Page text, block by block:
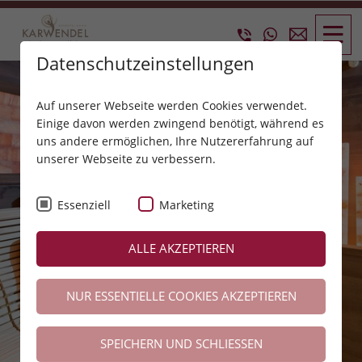
Datenschutzeinstellungen
Auf unserer Webseite werden Cookies verwendet.
Einige davon werden zwingend benötigt, während es
uns andere ermöglichen, Ihre Nutzererfahrung auf
unserer Webseite zu verbessern.
Essenziell Marketing
ALLE AKZEPTIEREN
NUR ESSENTIELLE COOKIES AKZEPTIEREN
SPEICHERN UND SCHLIESSEN